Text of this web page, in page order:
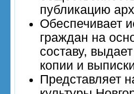
публикацию
Обеспечивает
граждан на
составу,
копии и
Представляет